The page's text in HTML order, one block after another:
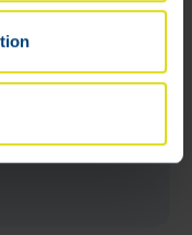
Comp.10
en stock